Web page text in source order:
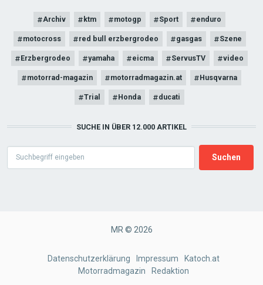
Archiv ktm motogp Sport enduro
motocross red bull erzbergrodeo gasgas Szene
Erzbergrodeo yamaha eicma ServusTV video
motorrad-magazin motorradmagazin.at Husqvarna
Trial Honda ducati
SUCHE IN ÜBER 12.000 ARTIKEL
MR © 2026
Datenschutzerklärung Impressum
Katoch.at
Motorradmagazin
Redaktion